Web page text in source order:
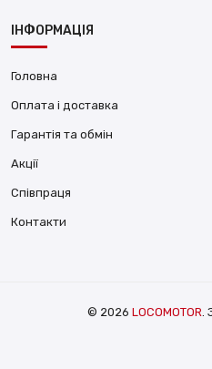
ІНФОРМАЦІЯ
Головна
Оплата і доставка
Гарантія та обмін
Акції
Співпраця
Контакти
© 2026 LOCOMOTOR.